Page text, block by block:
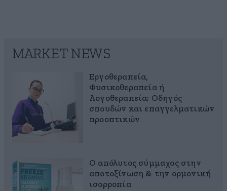
MARKET NEWS
Εργοθεραπεία,
Φυσικοθεραπεία ή
Λογοθεραπεία; Οδηγός
σπουδών και επαγγελματικών
προοπτικών
Ο απόλυτος σύμμαχος στην
αποτοξίνωση & την ορμονική
ισορροπία